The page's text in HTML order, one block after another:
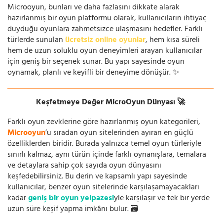
Microoyun, bunları ve daha fazlasını dikkate alarak
hazırlanmış bir oyun platformu olarak, kullanıcıların ihtiyaç
duyduğu oyunlara zahmetsizce ulaşmasını hedefler. Farklı
türlerde sunulan ücretsiz online oyunlar, hem kısa süreli
hem de uzun soluklu oyun deneyimleri arayan kullanıcılar
için geniş bir seçenek sunar. Bu yapı sayesinde oyun
oynamak, planlı ve keyifli bir deneyime dönüşür. ✨
Keşfetmeye Değer MicroOyun Dünyası 🚀
Farklı oyun zevklerine göre hazırlanmış oyun kategorileri,
Microoyun’u sıradan oyun sitelerinden ayıran en güçlü
özelliklerden biridir. Burada yalnızca temel oyun türleriyle
sınırlı kalmaz, aynı türün içinde farklı oynanışlara, temalara
ve detaylara sahip çok sayıda oyun dünyasını
keşfedebilirsiniz. Bu derin ve kapsamlı yapı sayesinde
kullanıcılar, benzer oyun sitelerinde karşılaşamayacakları
kadargeniş bir oyun yelpazesiyle karşılaşır ve tek bir yerde
uzun süre keşif yapma imkânı bulur. 🗃️